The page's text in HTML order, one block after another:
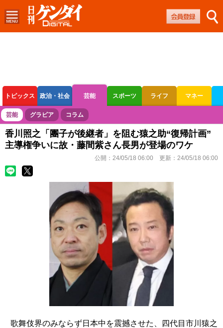
トピックス 政治・社会 芸能 スポーツ ライフ マネー
ボートレース 競輪 オートレース
芸能 グラビア コラム
香川照之「團子が後継者」を阻む猿之助“復帰計画”
主導権争いに故・藤間紫さん長男が登場のワケ
公開： 24/05/18 06:00 更新： 24/05/18 06:00
歌舞伎界のみならず日本中を震撼させた、四代目市川猿之